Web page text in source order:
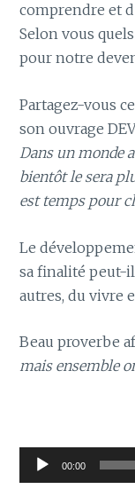
comprendre et
Selon vous
pour notre
Partagez-vous
son ouvrage
Dans un monde
bientôt le sera
est temps pour
Le
sa finalité peut-il
autres, du vivre
Beau proverbe
mais ensemble
Lecteur
audio
00:00